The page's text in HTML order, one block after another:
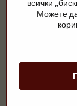
поддръжка
Конете се
ездачи,
всички
Можете